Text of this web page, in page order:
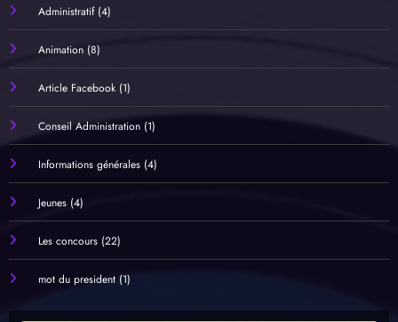
Administratif(4)
Animation(8)
Article Facebook(1)
Conseil Administration(1)
Informations générales(4)
Jeunes(4)
Les concours(22)
mot du president(1)